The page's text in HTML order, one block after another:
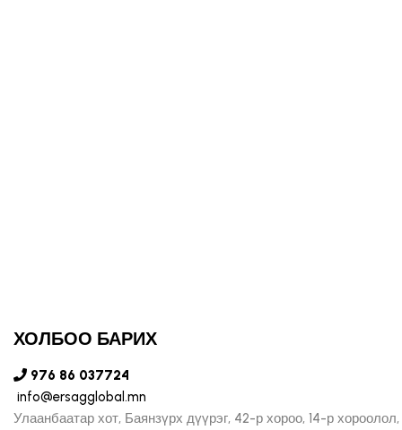
ХОЛБОО БАРИХ
976 86 037724
info@ersagglobal.mn
Улаанбаатар хот, Баянзүрх дүүрэг, 42-р хороо, 14-р хороолол,